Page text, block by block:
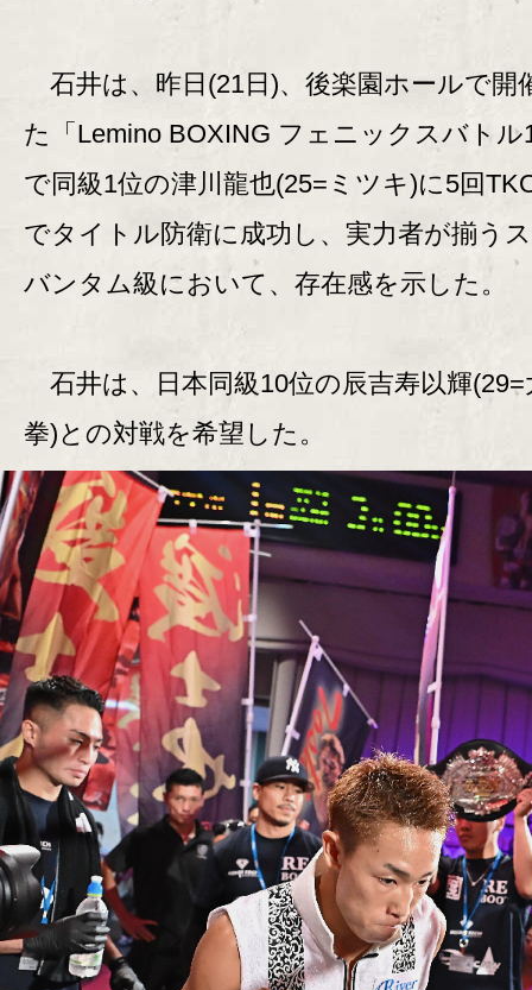
石井は、昨日(21日)、後楽園ホールで開
た「Lemino BOXING フェニックスバトル
で同級1位の津川龍也(25=ミツキ)に5回
でタイトル防衛に成功し、実力者が揃う
バンタム級において、存在感を示した。
石井は、日本同級10位の辰吉寿以輝(29=
拳)との対戦を希望した。